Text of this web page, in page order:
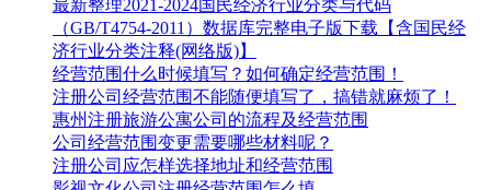
最新整理2021-2024国民经济行业分类与代码
（GB/T4754-2011）数据库完整电子版下载【含国民经
济行业分类注释(网络版)】
经营范围什么时候填写？如何确定经营范围！
注册公司经营范围不能随便填写了，搞错就麻烦了！
惠州注册旅游公寓公司的流程及经营范围
公司经营范围变更需要哪些材料呢？
注册公司应怎样选择地址和经营范围